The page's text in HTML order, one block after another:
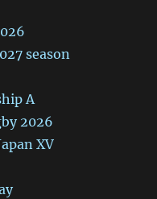
season
A
2026
XV